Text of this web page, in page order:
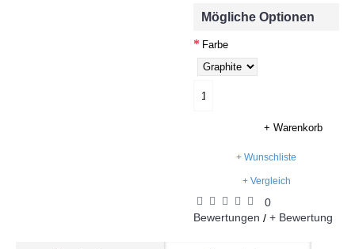
Mögliche Optionen
Farbe
+ Warenkorb
+ Wunschliste
+ Vergleich
0
Bewertungen / + Bewertung